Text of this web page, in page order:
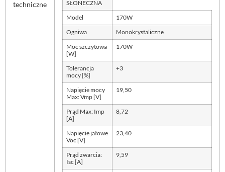
techniczne SŁONECZNA
Model 170W
Ogniwa Monokrystaliczne
Moc szczytowa
[W]
170W
Tolerancja
mocy [%]
+3
Napięcie mocy
Max: Vmp [V]
19,50
Prąd Max: Imp
[A]
8,72
Napięcie jałowe
Voc [V]
23,40
Prąd zwarcia:
Isc [A]
9,59